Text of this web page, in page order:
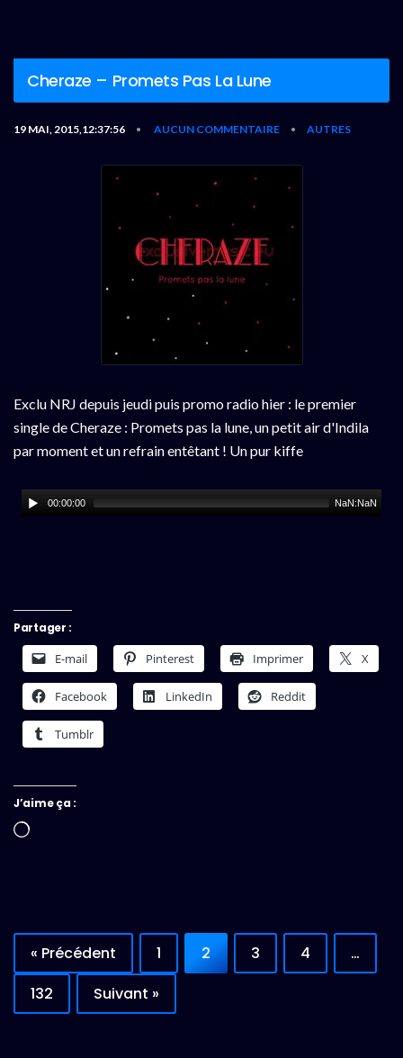
Cheraze – Promets Pas La Lune
19 MAI, 2015,12:37:56 • AUCUN COMMENTAIRE • AUTRES
Exclu NRJ depuis jeudi puis promo radio hier : le premier
single de Cheraze : Promets pas la lune, un petit air d'Indila
par moment et un refrain entêtant ! Un pur kiffe
00:00:00 NaN:NaN
Partager :
E-mail Pinterest Imprimer X
Facebook LinkedIn Reddit
Tumblr
J’aime ça :
Chargement…
« Précédent 1 2 3 4
…
132
Suivant »